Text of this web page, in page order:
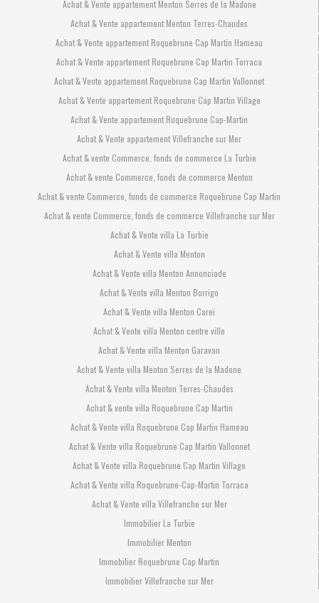
Achat & Vente appartement Menton Serres de la Madone
Achat & Vente appartement Menton Terres-Chaudes
Achat & Vente appartement Roquebrune Cap Martin Hameau
Achat & Vente appartement Roquebrune Cap Martin Torraca
Achat & Vente appartement Roquebrune Cap Martin Vallonnet
Achat & Vente appartement Roquebrune Cap Martin Village
Achat & Vente appartement Roquebrune Cap-Martin
Achat & Vente appartement Villefranche sur Mer
Achat & vente Commerce, fonds de commerce La Turbie
Achat & vente Commerce, fonds de commerce Menton
Achat & vente Commerce, fonds de commerce Roquebrune Cap Martin
Achat & vente Commerce, fonds de commerce Villefranche sur Mer
Achat & Vente villa La Turbie
Achat & Vente villa Menton
Achat & Vente villa Menton Annonciade
Achat & Vente villa Menton Borrigo
Achat & Vente villa Menton Carei
Achat & Vente villa Menton centre ville
Achat & Vente villa Menton Garavan
Achat & Vente villa Menton Serres de la Madone
Achat & Vente villa Menton Terres-Chaudes
Achat & vente villa Roquebrune Cap Martin
Achat & Vente villa Roquebrune Cap Martin Hameau
Achat & Vente villa Roquebrune Cap Martin Vallonnet
Achat & Vente villa Roquebrune Cap Martin Village
Achat & Vente villa Roquebrune-Cap-Martin Torraca
Achat & Vente villa Villefranche sur Mer
Immobilier La Turbie
Immobilier Menton
Immobilier Roquebrune Cap Martin
Immobilier Villefranche sur Mer